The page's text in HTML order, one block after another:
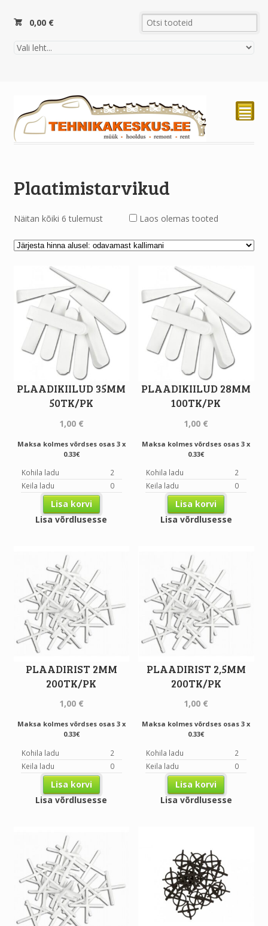
0,00 €
²
Plaatimistarvikud
Näitan kõiki 6 tulemust Laos olemas tooted
PLAADIKIILUD 35MM
50TK/PK
1,00 €
Maksa kolmes võrdses osas 3 x
0.33€
Kohila ladu
2
Keila ladu
0
Lisa korvi
Lisa võrdlusesse
PLAADIKIILUD 28MM
100TK/PK
1,00 €
Maksa kolmes võrdses osas 3 x
0.33€
Kohila ladu
2
Keila ladu
0
Lisa korvi
Lisa võrdlusesse
PLAADIRIST 2MM
200TK/PK
1,00 €
Maksa kolmes võrdses osas 3 x
0.33€
Kohila ladu
2
Keila ladu
0
Lisa korvi
Lisa võrdlusesse
PLAADIRIST 2,5MM
200TK/PK
1,00 €
Maksa kolmes võrdses osas 3 x
0.33€
Kohila ladu
2
Keila ladu
0
Lisa korvi
Lisa võrdlusesse